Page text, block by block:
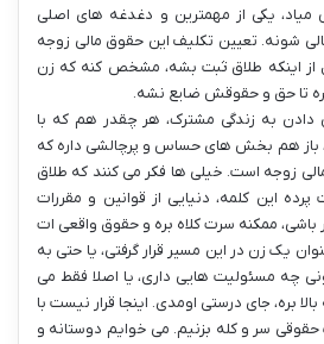
یکی از مهمترین و دغدغه های اصلی
شونه. تعیین تکلیف این حقوق مالی زوجه
از اینکه طلاق ثبت بشه، مشخص کنه که زن
تا حق و حقوقش ضایع نشه.
دادن به زندگی مشترک، هر چقدر هم که با
باز هم بخش های حساس و پرچالشی داره که
زوجه است. خیلی ها فکر می کنند که طلاق
این کلمه، دنیایی از قوانین و مقررات
باشی، ممکنه سرت کلاه بره و حقوق واقعی ات
یک زن در این مسیر قرار گرفتی، یا حتی به
چه مسئولیت هایی داری، یا اصلا فقط می
بره، جای درستی اومدی. اینجا قرار نیست با
سر و کله بزنیم. می خوایم دوستانه و